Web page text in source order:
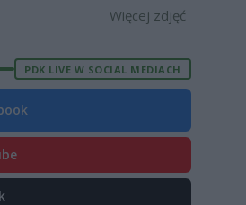
Więcej zdjęć
PDK LIVE W SOCIAL MEDIACH